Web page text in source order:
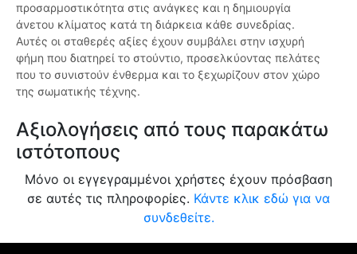
προσαρμοστικότητα στις ανάγκες και η δημιουργία
άνετου κλίματος κατά τη διάρκεια κάθε συνεδρίας.
Αυτές οι σταθερές αξίες έχουν συμβάλει στην ισχυρή
φήμη που διατηρεί το στούντιο, προσελκύοντας πελάτες
που το συνιστούν ένθερμα και το ξεχωρίζουν στον χώρο
της σωματικής τέχνης.
Αξιολογήσεις από τους παρακάτω
ιστότοπους
Μόνο οι εγγεγραμμένοι χρήστες έχουν πρόσβαση
σε αυτές τις πληροφορίες. Κάντε κλικ εδώ για να
συνδεθείτε.